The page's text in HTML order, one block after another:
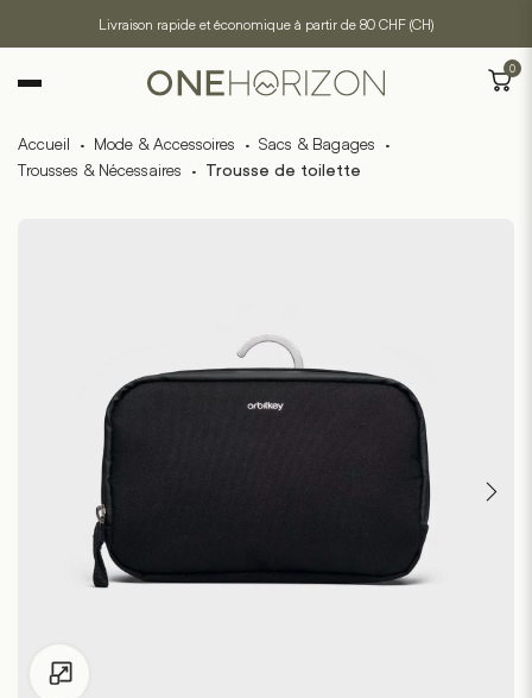
Livraison rapide et économique à partir de 80 CHF (CH)
0
Accueil · Mode & Accessoires · Sacs & Bagages ·
Trousses & Nécessaires · Trousse de toilette